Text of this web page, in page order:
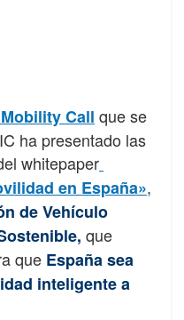
Call que se
ha presentado las
whitepaper
en España»,
de Vehículo
que
que España sea
inteligente a